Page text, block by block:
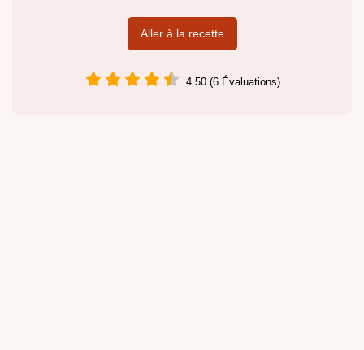
Aller à la recette
4.50 (6 Évaluations)